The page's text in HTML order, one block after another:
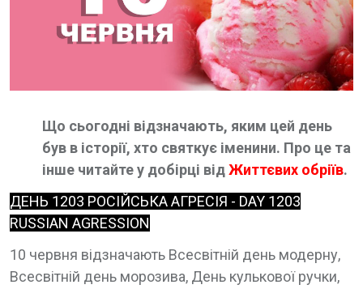
Що сьогодні відзначають, яким цей день
був в історії, хто святкує іменини. Про це та
інше читайте у добірці відЖиттєвих обріїв.
ДЕНЬ 1203 РОСІЙСЬКА АГРЕСІЯ - DAY 1203
RUSSIAN AGRESSION
10 червня відзначають Всесвітній день модерну,
Всесвітній день морозива, День кулькової ручки,